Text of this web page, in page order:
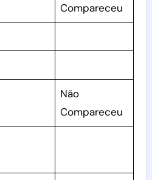
Compareceu
Não
Compareceu